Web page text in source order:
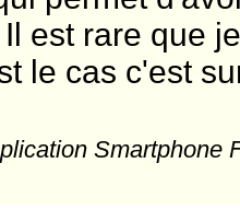
est rare que
le cas c'est
Smartphone